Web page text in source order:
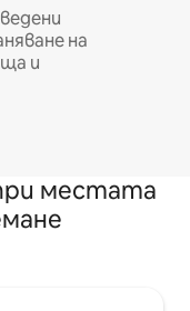
на
и
местата